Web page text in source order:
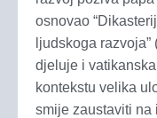
osnovao
ljudskoga
djeluje i vatikanska
kontekstu velika
smije zaustaviti na